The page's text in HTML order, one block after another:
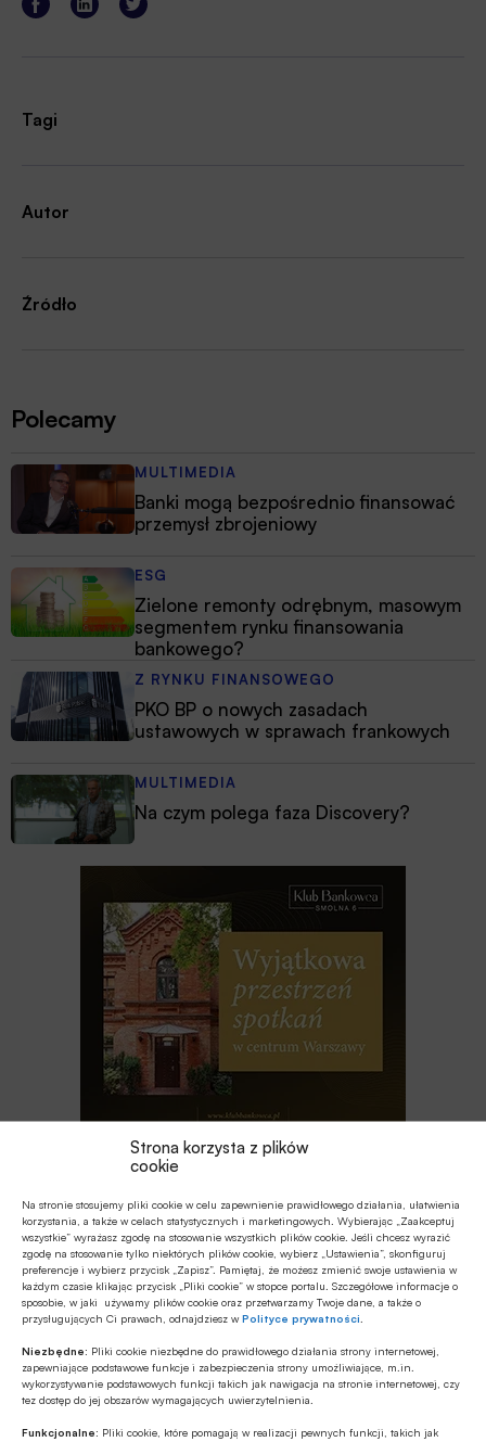
Strona korzysta z plików
cookie
Na stronie stosujemy pliki cookie w celu zapewnienie prawidłowego działania, ułatwienia
korzystania, a także w celach statystycznych i marketingowych. Wybierając „Zaakceptuj
wszystkie” wyrażasz zgodę na stosowanie wszystkich plików cookie. Jeśli chcesz wyrazić
zgodę na stosowanie tylko niektórych plików cookie, wybierz „Ustawienia”, skonfiguruj
preferencje i wybierz przycisk „Zapisz”. Pamiętaj, że możesz zmienić swoje ustawienia w
każdym czasie klikając przycisk „Pliki cookie” w stopce portalu. Szczegółowe informacje o
sposobie, w jaki używamy plików cookie oraz przetwarzamy Twoje dane, a także o
przysługujących Ci prawach, odnajdziesz wPolityce prywatności
Niezbędne: Pliki cookie niezbędne do prawidłowego działania strony internetowej,
zapewniające podstawowe funkcje i zabezpieczenia strony umożliwiające, m.in.
wykorzystywanie podstawowych funkcji takich jak nawigacja na stronie internetowej, czy
tez dostęp do jej obszarów wymagających uwierzytelnienia.
Funkcjonalne: Pliki cookie, które pomagają w realizacji pewnych funkcji, takich jak
Tagi
Autor
Źródło
Polecamy
MULTIMEDIA
Banki mogą bezpośrednio finansować
przemysł zbrojeniowy
ESG
Zielone remonty odrębnym, masowym
segmentem rynku finansowania
bankowego?
Z RYNKU FINANSOWEGO
PKO BP o nowych zasadach
ustawowych w sprawach frankowych
MULTIMEDIA
Na czym polega faza Discovery?
EDUKACJA FINANSOWA
Przedszkole to kluczowy etap – to
wtedy dzieci zapamiętują wiedzę
finansową łatwiej i szybciej
Jakie są zalety fazy Discovery?